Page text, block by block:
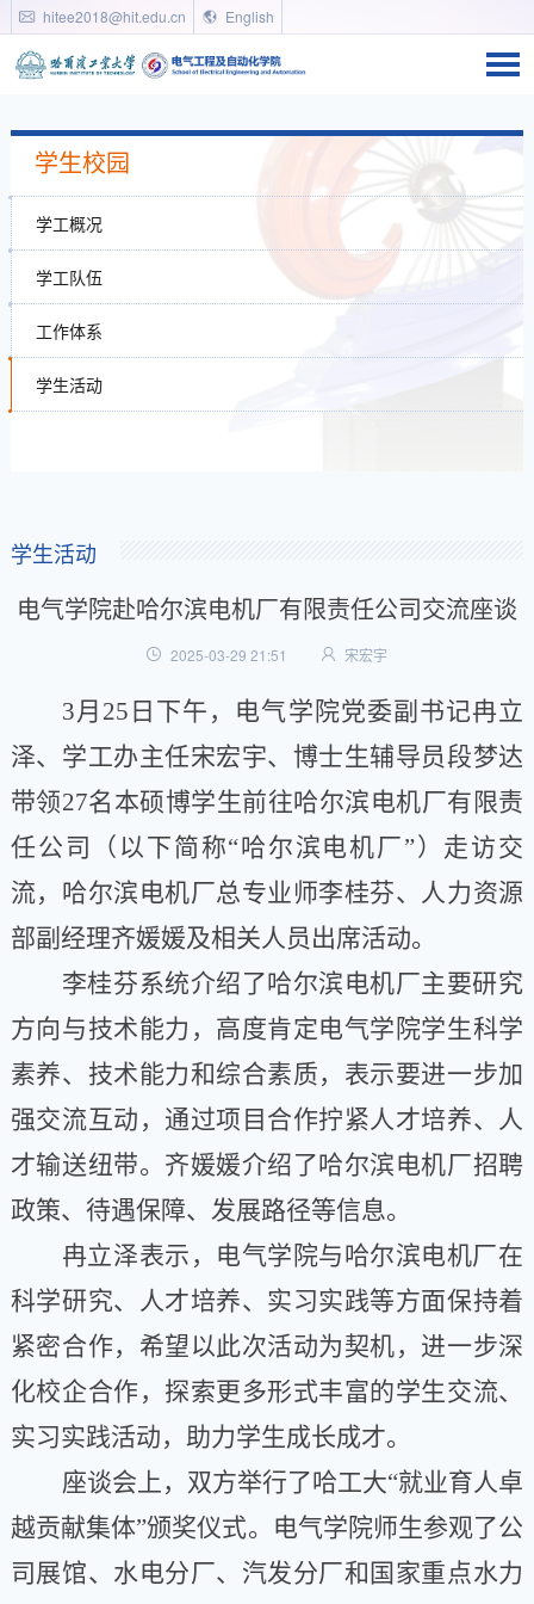
hitee2018@hit.edu.cn English
学生校园
学工概况
学工队伍
工作体系
学生活动
学生活动
电气学院赴哈尔滨电机厂有限责任公司交流座谈
2025-03-29 21:51 宋宏宇
3月 25 日下午，电气学院党委副书记冉立
泽、学工办主任宋宏宇、博士生辅导员段梦达
带领27名本硕博学生前往哈尔滨电机厂有限责
任公司（以下简称“哈尔滨电机厂”）走访交
流，哈尔滨电机厂总专业师李桂芬、人力资源
部副经理齐媛媛及相关人员出席活动。
李桂芬系统介绍了哈尔滨电机厂主要研究
方向与技术能力，高度肯定电气学院学生科学
素养、技术能力和综合素质，表示要进一步加
强交流互动，通过项目合作拧紧人才培养、人
才输送纽带。齐媛媛介绍了哈尔滨电机厂招聘
政策、待遇保障、发展路径等信息。
冉立泽表示，电气学院与哈尔滨电机厂在
科学研究、人才培养、实习实践等方面保持着
紧密合作，希望以此次活动为契机，进一步深
化校企合作，探索更多形式丰富的学生交流、
实习实践活动，助力学生成长成才。
座谈会上，双方举行了哈工大“就业育人卓
越贡献集体”颁奖仪式。电气学院师生参观了公
司展馆、水电分厂、汽发分厂和国家重点水力